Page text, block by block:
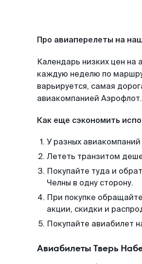
Про авиаперелеты на
Календарь низких цен на
каждую неделю по
варьируется, самая
авиакомпанией Аэрофлот.
Как еще сэкономить
У разных
Лететь транзитом
Покупайте туда и
Челны в одну сторону.
При покупке
акции, скидки и
Покупайте авиабилет
Авиабилеты Тверь